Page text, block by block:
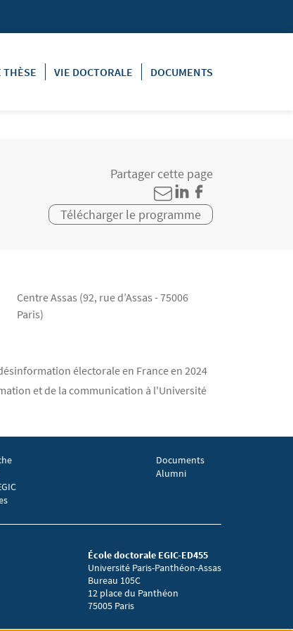
THÈSE VIE DOCTORALE DOCUMENTS
Partager cette page
Télécharger le programme
Centre Assas (92, rue d’Assas - 75006
Paris)
électorale en France en 2024
et de la communication à l'Université
Menu footer EGIC 4
Documents
Alumni
École doctorale EGIC-ED455
Université Paris-Panthéon-Assas
Bureau 105C
12 place du Panthéon
75005 Paris